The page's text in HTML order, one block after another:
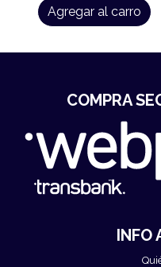
Agregar al carro
INFO
COMPRA